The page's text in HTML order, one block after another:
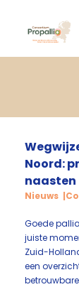
Noord:
naasten
Nieuws
Goede
juiste
Zuid-
een